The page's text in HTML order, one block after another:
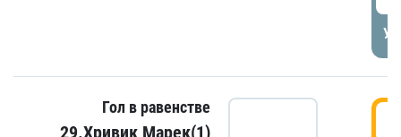
Гол в равенстве
29.Хривик Марек(1)